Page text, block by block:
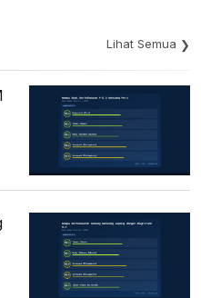
Lihat Semua